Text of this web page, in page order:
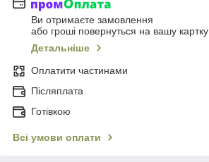
Ви отримаєте замовлення
або гроші повернуться на вашу картку
Детальніше
Оплатити частинами
Післяплата
Готівкою
Всі умови оплати